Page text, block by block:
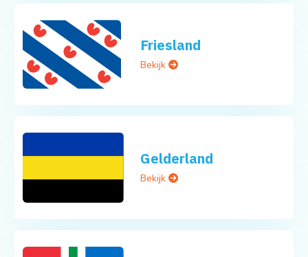
Friesland
Bekijk
Gelderland
Bekijk